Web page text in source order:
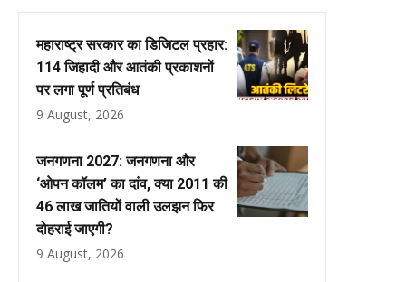
महाराष्ट्र सरकार का डिजिटल प्रहार:
114 जिहादी और आतंकी प्रकाशनों
पर लगा पूर्ण प्रतिबंध
9 August, 2026
जनगणना 2027: जनगणना और
‘ओपन कॉलम’ का दांव, क्या 2011 की
46 लाख जातियों वाली उलझन फिर
दोहराई जाएगी?
9 August, 2026